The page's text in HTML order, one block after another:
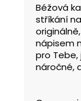
Béžová
stříkání
nápisem
pro
náročné,